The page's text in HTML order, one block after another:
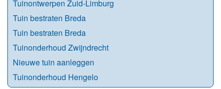
Tuinontwerpen Zuid-Limburg
Tuin bestraten Breda
Tuin bestraten Breda
Tuinonderhoud Zwijndrecht
Nieuwe tuin aanleggen
Tuinonderhoud Hengelo